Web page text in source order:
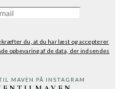
du, at du har læst og accepterer
opbevaring af de data, der indsendes
MAVEN PÅ INSTAGRAM